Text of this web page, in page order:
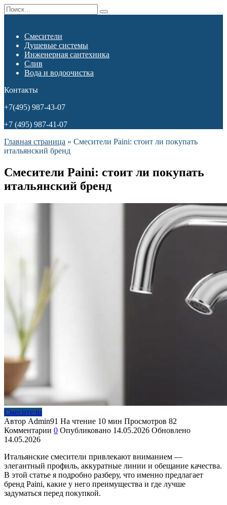
Перейти
к
Search
for:
Смесители
Душевые системы
Инженерная сантехника
Слив
Вода и водоочистка
Контакты
+7(495) 987-43-07
+7 (495) 987-41-07
Главная страница » Смесители Paini: стоит ли покупать
итальянский бренд
Смесители Paini: стоит ли покупать
итальянский бренд
Смесители
Автор Admin91 На чтение 10 мин Просмотров 82
Комментарии 0 Опубликовано 14.05.2026 Обновлено
14.05.2026
Итальянские смесители привлекают вниманием —
элегантный профиль, аккуратные линии и обещание качества.
В этой статье я подробно разберу, что именно предлагает
бренд Paini, какие у него преимущества и где лучше
задуматься перед покупкой.